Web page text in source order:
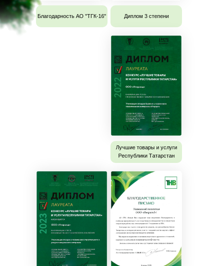
Благодарность АО "ТГК-16" Диплом 3 степени
Лучшие товары и услуги
Республики Татарстан